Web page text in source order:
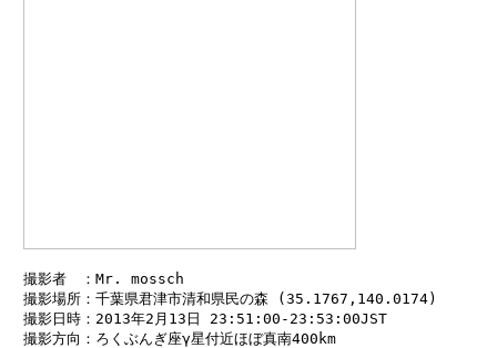
撮影者　：Mr. mossch
撮影場所：千葉県君津市清和県民の森 (35.1767,140.0174)
撮影日時：2013年2月13日 23:51:00-23:53:00JST
撮影方向：ろくぶんぎ座γ星付近ほぼ真南400km